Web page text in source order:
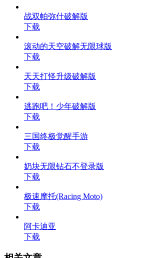
战双帕弥什破解版
下载
滚动的天空破解无限球版
下载
天天打怪升级破解版
下载
逃跑吧！少年破解版
下载
三国终极觉醒手游
下载
奶块无限钻石不登录版
下载
极速摩托(Racing Moto)
下载
阿卡迪亚
下载